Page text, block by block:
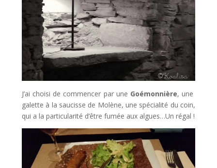
J’ai choisi de commencer par une Goémonnière, une
galette à la saucisse de Molène, une spécialité du coin,
qui a la particularité d’être fumée aux algues…Un régal !